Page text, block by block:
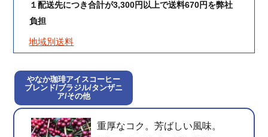
１配送先につき合計が3,300円以上で送料670円を弊社
負担
地域別送料
やなか珈琲アイスコーヒー
ブレンド/ブラジル/タンザニ
ア/その他
重厚なコク。芳ばしい風味。